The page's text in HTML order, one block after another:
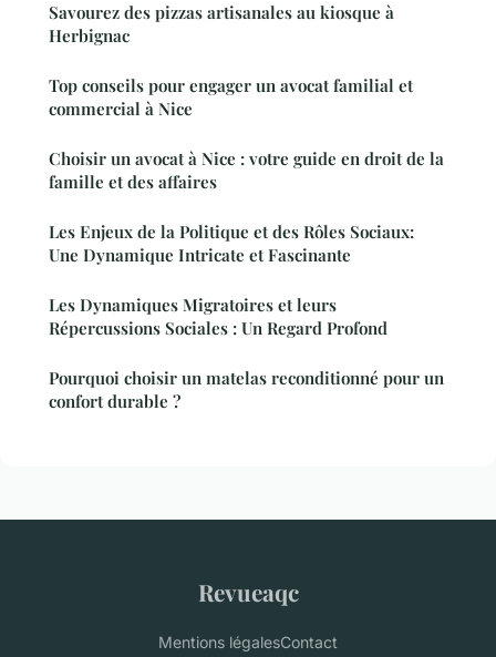
Savourez des pizzas artisanales au kiosque à
Herbignac
Top conseils pour engager un avocat familial et
commercial à Nice
Choisir un avocat à Nice : votre guide en droit de la
famille et des affaires
Les Enjeux de la Politique et des Rôles Sociaux:
Une Dynamique Intricate et Fascinante
Les Dynamiques Migratoires et leurs
Répercussions Sociales : Un Regard Profond
Pourquoi choisir un matelas reconditionné pour un
confort durable ?
Revueaqc
Mentions légalesContact